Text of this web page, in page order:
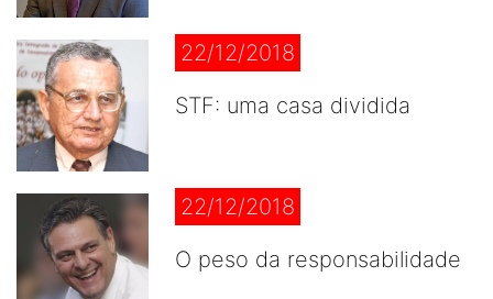
22/12/2018
STF: uma casa dividida
22/12/2018
O peso da responsabilidade